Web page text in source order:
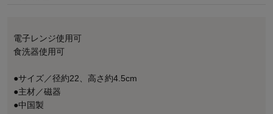
電子レンジ使用可
食洗器使用可
●サイズ／径約22、高さ約4.5cm
●主材／磁器
●中国製